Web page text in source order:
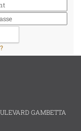
GAMBETTA